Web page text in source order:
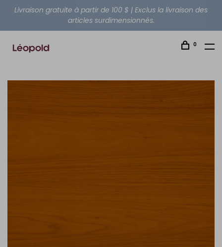
Livraison gratuite à partir de 100 $ | Exclus la livraison des
articles surdimensionnés.
0